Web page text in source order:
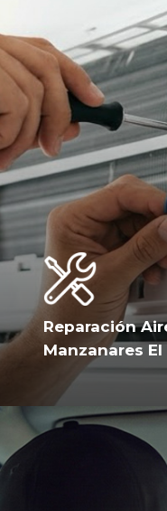
Reparación
Manzanares El